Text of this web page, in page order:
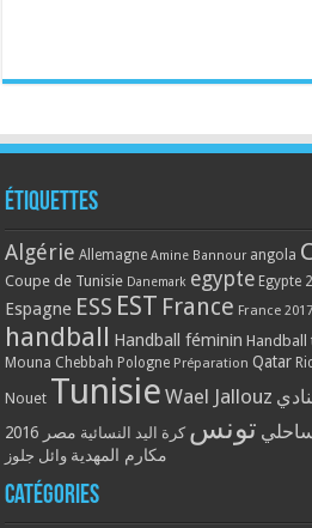
Étiquettes
Algérie Allemagne Amine Bannour angola
Coupe de Tunisie Danemark egypte Egypte
Espagne ESS EST France France 2017
handball Handball féminin Handball
Mouna Chebbah Pologne Préparation Qatar
Nouet Tunisie Wael Jallouz
تونس كرة اليد النسائية مصر 2016
مكارم المهدية وائل جلوز
Catégories